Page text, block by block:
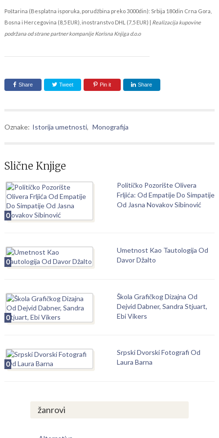
Poštarina (Besplatna isporuka, porudžbina preko 3000din): Srbija 180din Crna Gora,
Bosna i Hercegovina (8,5 EUR), inostranstvo DHL (7,5 EUR) | Realizacija kupovine
podržana od strane partner kompanije Korisna Knjiga d.o.o
Share Tweet Pin it Share
Oznake: Istorija umetnosti, Monografija
Slične Knjige
0
Političko Pozorište Olivera
Frljića: Od Empatije Do Simpatije
Od Jasna Novakov Sibinović
0
Umetnost Kao Tautologija Od
Davor Džalto
0
Škola Grafičkog Dizajna Od
Dejvid Dabner, Sandra Stjuart,
Ebi Vikers
0
Srpski Dvorski Fotografi Od
Laura Barna
žanrovi